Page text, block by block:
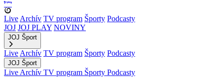
Live Archív TV program Športy Podcasty
JOJ JOJ PLAY NOVINY
JOJ Šport
Live Archív TV program Športy Podcasty
JOJ Šport
Live Archív TV program Športy Podcasty